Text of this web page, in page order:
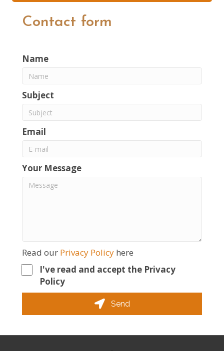
Contact form
Name
Subject
Email
Your Message
Read our Privacy Policy here
I've read and accept the Privacy
Policy
Send